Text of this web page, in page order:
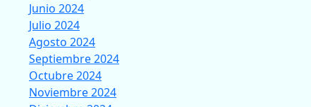
Junio 2024
Julio 2024
Agosto 2024
Septiembre 2024
Octubre 2024
Noviembre 2024